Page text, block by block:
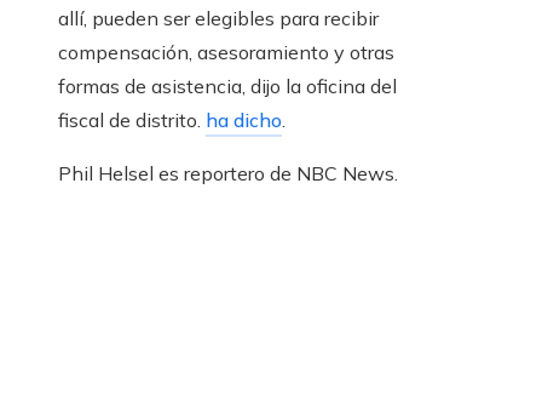
allí, pueden ser elegibles para recibir
compensación, asesoramiento y otras
formas de asistencia, dijo la oficina del
fiscal de distrito. ha dicho.
Phil Helsel es reportero de NBC News.